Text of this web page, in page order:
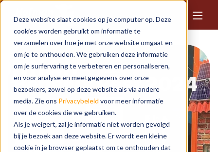
Deze website slaat cookies op je computer op. Deze
cookies worden gebruikt om informatie te
verzamelen over hoe je met onze website omgaat en
om je te onthouden. We gebruiken deze informatie
om je surfervaring te verbeteren en personaliseren,
en voor analyse en meetgegevens over onze
bezoekers, zowel op deze website als via andere
media. Zie ons Privacybeleid voor meer informatie
over de cookies die we gebruiken.
Als je weigert, zal je informatie niet worden gevolgd
bij je bezoek aan deze website. Er wordt een kleine
cookie in je browser geplaatst om te onthouden dat
Benelux Pest 2024